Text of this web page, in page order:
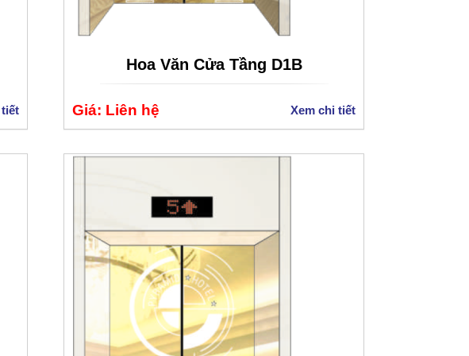
tiết
Hoa Văn Cửa Tầng D1B
Giá: Liên hệ Xem chi tiết